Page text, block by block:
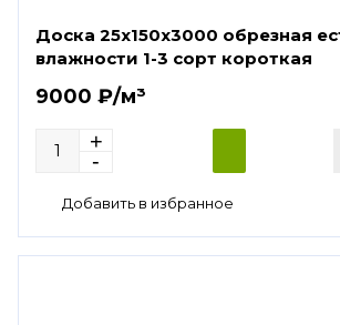
Доска 25х150х3000 обрезная
влажности 1-3 сорт короткая
9000 ₽/м³